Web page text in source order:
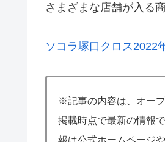
さまざまな店舗が入る
ソコラ塚口クロス2022
※記事の内容は、オー
掲載時点で最新の情報
報は公式ホームページ